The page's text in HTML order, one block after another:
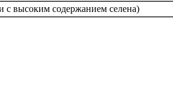
с высоким содержанием селена)